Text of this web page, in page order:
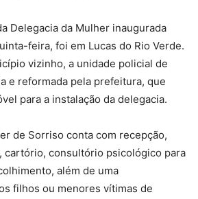
Delegacia da Mulher inaugurada
feira, foi em Lucas do Rio Verde.
vizinho, a unidade policial de
e reformada pela prefeitura, que
para a instalação da delegacia.
de Sorriso conta com recepção,
cartório, consultório psicológico para
além de uma
filhos ou menores vítimas de